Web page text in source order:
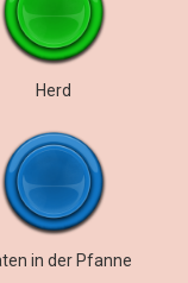
Herd
in der Pfanne